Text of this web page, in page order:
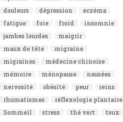
douleurs
dépression
eczéma
fatigue
foie froid
insomnie
jambes lourdes
maigrir
maux de tête
migraine
migraines
médecine chinoise
mémoire
ménopause
nausées
nervosité
obésité peur
reins
rhumatismes
réflexologie plantaire
Sommeil
stress thé vert
toux